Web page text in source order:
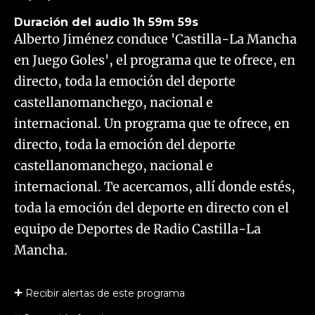
Duración del audio 1h 59m 59s
Alberto Jiménez conduce 'Castilla-La Mancha
en Juego Goles', el programa que te ofrece, en
directo, toda la emoción del deporte
castellanomanchego, nacional e
internacional. Un programa que te ofrece, en
directo, toda la emoción del deporte
castellanomanchego, nacional e
internacional. Te acercamos, allí donde estés,
toda la emoción del deporte en directo con el
equipo de Deportes de Radio Castilla-La
Mancha.
Recibir alertas de este programa